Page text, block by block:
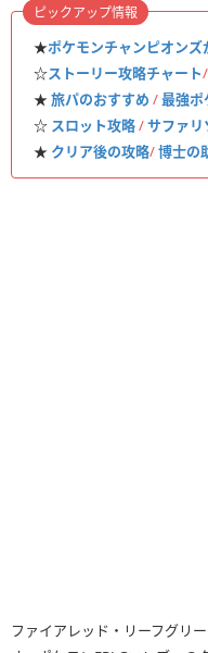
★ポケモンチャンピオン
☆ストーリー攻略チャート/
★旅パのおすすめ /最強ポ
☆ スロット攻略/サファリ
★ クリア後の攻略/博士の
ピックアップ情報
ファイアレッド・リーフグリ